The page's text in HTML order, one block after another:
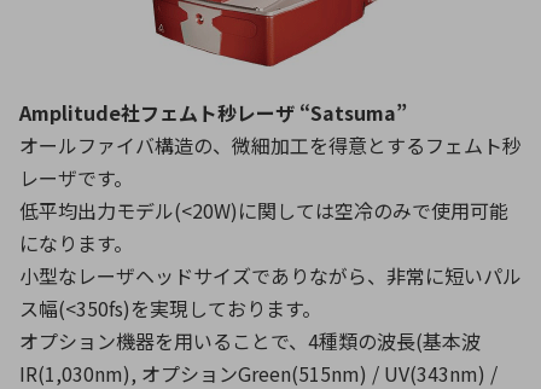
Amplitude社フェムト秒レーザ “Satsuma”
オールファイバ構造の、微細加工を得意とするフェムト秒
レーザです。
低平均出力モデル(<20W)に関しては空冷のみで使用可能
になります。
小型なレーザヘッドサイズでありながら、非常に短いパル
ス幅(<350fs)を実現しております。
オプション機器を用いることで、4種類の波長(基本波
IR(1,030nm), オプションGreen(515nm) / UV(343nm) /